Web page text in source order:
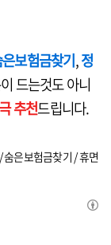
보험금찾기,정
드는것도 아니
추천드립니다.
은보험금찾기 / 휴면